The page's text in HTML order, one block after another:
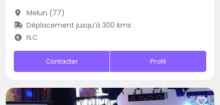
Melun (77)
Déplacement jusqu’à 300 kms
N.C
Contacter Profil